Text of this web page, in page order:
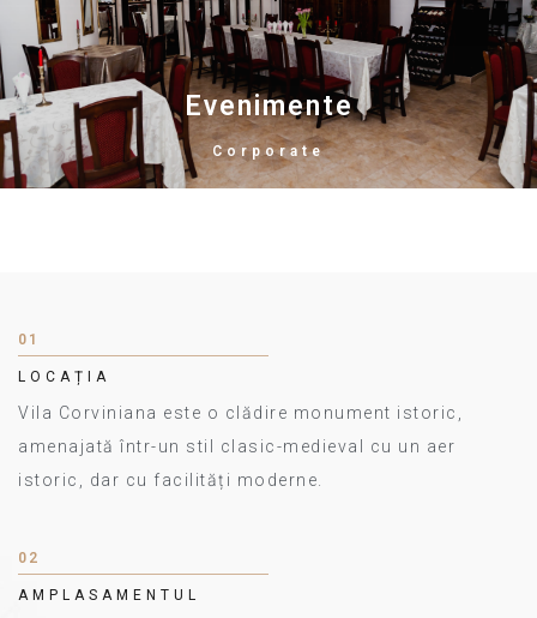
Evenimente
Corporate
01
LOCAȚIA
Vila Corviniana este o clădire monument istoric,
amenajată într-un stil clasic-medieval cu un aer
istoric, dar cu facilități moderne.
02
AMPLASAMENTUL